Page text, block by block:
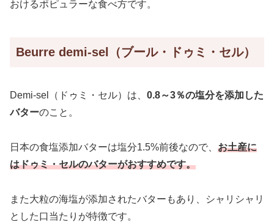
おけるポピュラーな食べ方です。
Beurre demi-sel（ブール・ドゥミ・セル）
Demi-sel（ドゥミ・セル）は、 0.8～3％の塩分を添加した
バターのこと。
日本の食塩添加バターは塩分1.5%前後なので、 お土産に
はドゥミ・セルのバターがおすすめです。
また大粒の海塩が添加されたバターもあり、シャリシャリ
とした口当たりが特徴です。